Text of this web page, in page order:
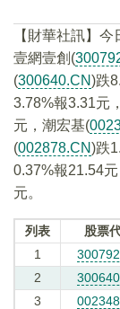
【財華社訊】
壹網壹創(
(300640.CN)跌
3.78%報3.31元
元，潮宏基(
(002878.CN)跌
0.37%報21.54
元。
列表 股票
1
2
3